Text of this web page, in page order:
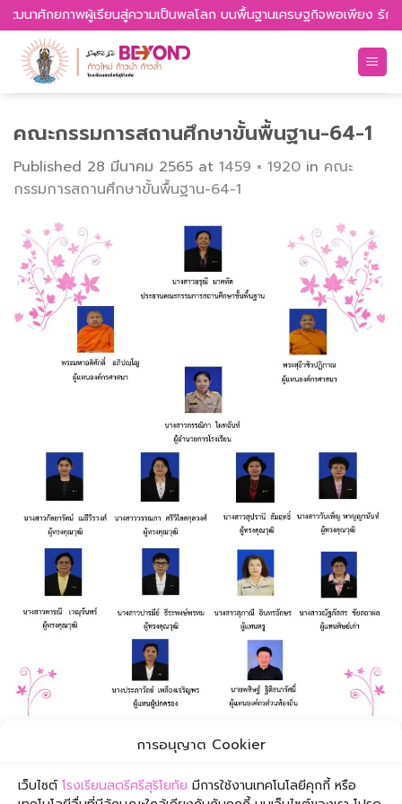
การอนุญาต Cookier
เว็บไซต์โรงเรียนสตรีศรีสุริโยทัย มีการใช้งานเทคโนโลยีคุกกี้ หรือ
Skip
to
content
นาศักยภาพผู้เรียนสู่ความเป็นพลโลก บนพื้นฐานเศรษฐกิจพอเพียง รัก
คณะกรรมการสถานศึกษาขั้นพื้นฐาน-64-1
Published 28 มีนาคม 2565 at 1459 × 1920 in คณะ
กรรมการสถานศึกษาขั้นพื้นฐาน-64-1
Both comments and trackbacks are currently closed.
←Previous